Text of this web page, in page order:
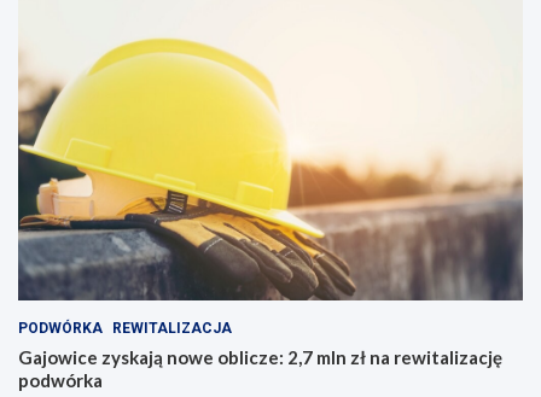
PODWÓRKA REWITALIZACJA
Gajowice zyskają nowe oblicze: 2,7 mln zł na rewitalizację
podwórka